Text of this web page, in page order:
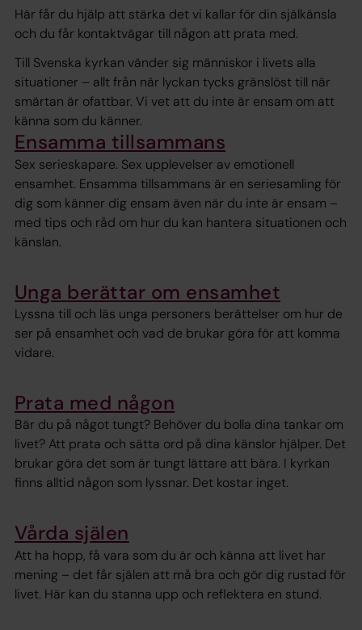
Här får du hjälp att stärka det vi kallar för din själkänsla
och du får kontaktvägar till någon att prata med.
Till Svenska kyrkan vänder sig människor i livets alla
situationer – allt från när lyckan tycks gränslöst till när
smärtan är ofattbar. Vi vet att du inte är ensam om att
känna som du känner.
Ensamma tillsammans
Sex serieskapare. Sex upplevelser av emotionell
ensamhet. Ensamma tillsammans är en seriesamling för
dig som känner dig ensam även när du inte är ensam –
med tips och råd om hur du kan hantera situationen och
känslan.
Unga berättar om ensamhet
Lyssna till och läs unga personers berättelser om hur de
ser på ensamhet och vad de brukar göra för att komma
vidare.
Prata med någon
Bär du på något tungt? Behöver du bolla dina tankar om
livet? Att prata och sätta ord på dina känslor hjälper. Det
brukar göra det som är tungt lättare att bära. I kyrkan
finns alltid någon som lyssnar. Det kostar inget.
Vårda själen
Att ha hopp, få vara som du är och känna att livet har
mening – det får själen att må bra och gör dig rustad för
livet. Här kan du stanna upp och reflektera en stund.